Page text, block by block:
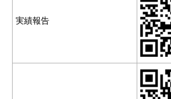
実績報告